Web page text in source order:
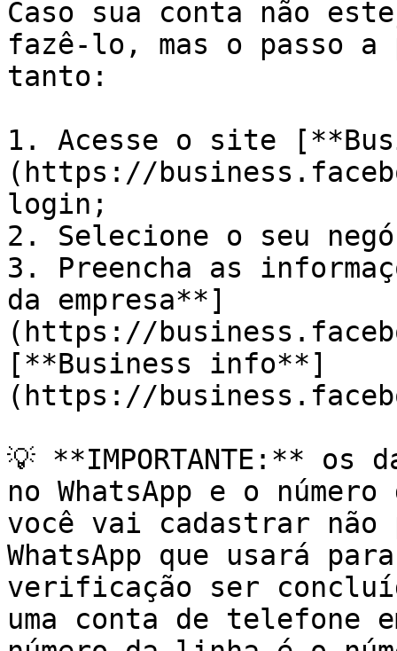
Caso sua conta não
fazê-lo, mas o passo a
tanto:
1. Acesse o site
(https://
login;
2. Selecione o seu
3. Preencha as
da empresa**]
(https://
[**Business info**]
(https://
💡 **IMPORTANTE:** os
no WhatsApp e o
você vai cadastrar não
WhatsApp que usará
verificação ser
uma conta de telefone